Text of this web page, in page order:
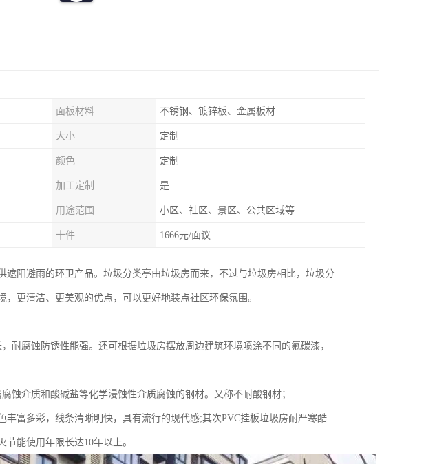
面板材料 不锈钢、镀锌板、金属板材
大小 定制
颜色 定制
加工定制 是
用途范围 小区、社区、景区、公共区域等
十件 1666元/面议
阳避雨的环卫产品。垃圾分类亭由垃圾房而来，不过与垃圾房相比，垃圾分
更清洁、更美观的优点，可以更好地装点社区环保氛围。
耐腐蚀防锈性能强。还可根据垃圾房摆放周边建筑环境喷涂不同的氟碳漆，
蚀介质和酸碱盐等化学浸蚀性介质腐蚀的钢材。又称不耐酸钢材；
丰富多彩，线条清晰明快，具有流行的现代感;其次PVC挂板垃圾房耐严寒酷
能使用年限长达10年以上。